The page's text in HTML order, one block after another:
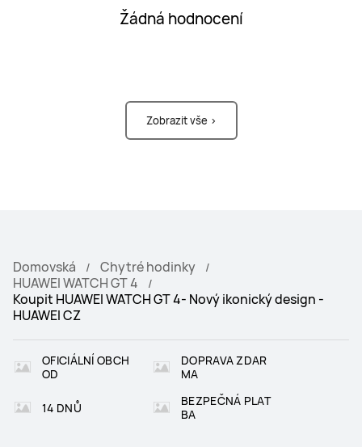
Žádná hodnocení
Zobrazit vše >
Domovská
Chytré hodinky
HUAWEI WATCH GT 4
Koupit HUAWEI WATCH GT 4- Nový ikonický design -
HUAWEI CZ
OFICIÁLNÍ OBCH
OD
DOPRAVA ZDAR
MA
14 DNŮ
BEZPEČNÁ PLAT
BA